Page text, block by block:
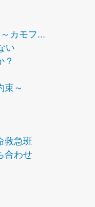
カモフ...
い
？
束～
救急班
合わせ